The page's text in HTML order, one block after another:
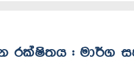
වන රක්ෂිතය :